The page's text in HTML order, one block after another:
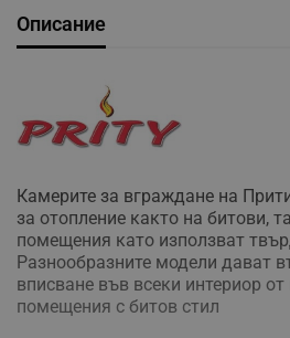
Описание
Камерите за вграждане на
за отопление както на битови,
помещения като използват
Разнообразните модели дават
вписване във всеки интериор
помещения с битов стил